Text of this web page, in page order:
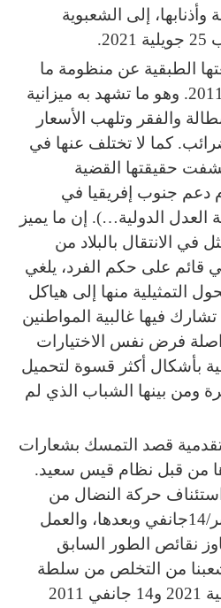
إلى الشعبوية
الطبقية عن منظومة ما
قبل 25 جويلية 2021 ومنظومة ما قبل 14 جانفي 2011. وهو ما تشهد به ميزانية
والفقر وتلهب الأسعار
كما لا تختلف عنها في
حقيقتها القضية
دعم جنوب إفريقيا في
العدل الدولية…). إن ما يميز
ما قبل 25 جويلية يتمثل في الانتقال بالبلاد من
قائم على حكم الفرد، يلغي
التمثيلية منها إلى هياكل
فيها غالبية المواطنين
فرض نفس الاختيارات
بأشكال أكثر قسوة لتحميل
ومن بينها الشباب الذي لم
قصد التمسك بشعارات
من قبل نظام قيس سعيد.
استئناف حركة النضال من
أجل ذات المطالب التي رفعها أثناء ثورة 17ديسمبر/14جانفي وبعدها، والعمل
نقائص الطور السابق
من التخلص من سلطة
الانقلاب الشعبوية دون العودة إلى ما قبل 25 جويلية 2021 و14 جانفي 2011